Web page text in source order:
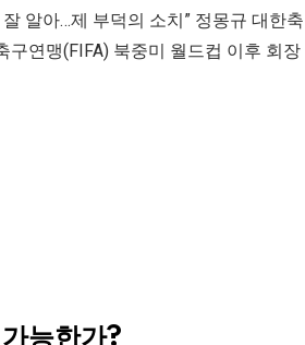
알아…제 부덕의 소치” 정몽규 대한축
연맹(FIFA) 북중미 월드컵 이후 회장
능한가?